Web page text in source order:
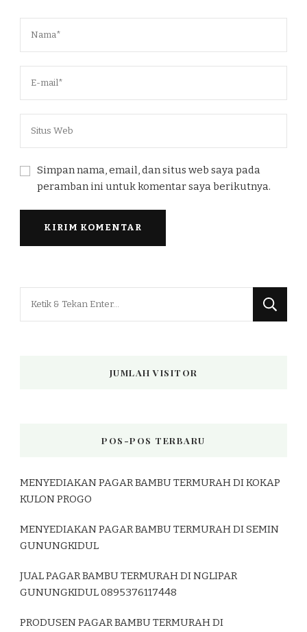
Simpan nama, email, dan situs web saya pada
peramban ini untuk komentar saya berikutnya.
JUMLAH VISITOR
POS-POS TERBARU
MENYEDIAKAN PAGAR BAMBU TERMURAH DI KOKAP
KULON PROGO
MENYEDIAKAN PAGAR BAMBU TERMURAH DI SEMIN
GUNUNGKIDUL
JUAL PAGAR BAMBU TERMURAH DI NGLIPAR
GUNUNGKIDUL 0895376117448
PRODUSEN PAGAR BAMBU TERMURAH DI